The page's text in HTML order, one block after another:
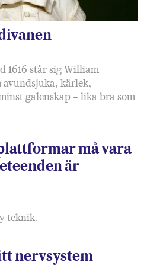
1616 står sig William
avundsjuka, kärlek,
galenskap – lika bra som
må vara
är
teknik.
nervsystem